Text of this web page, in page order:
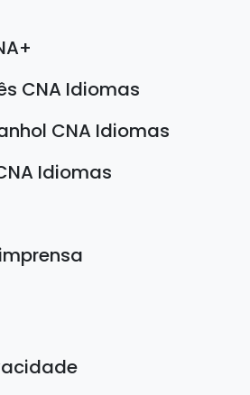
CNA Idiomas
CNA Idiomas
Idiomas